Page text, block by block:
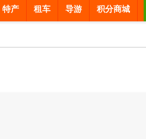
特产 租车 导游 积分商城